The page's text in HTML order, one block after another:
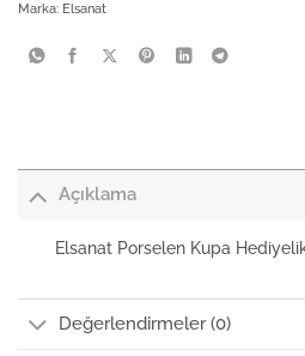
Marka: Elsanat
Açıklama
Elsanat Porselen Kupa
Değerlendirmeler (0)